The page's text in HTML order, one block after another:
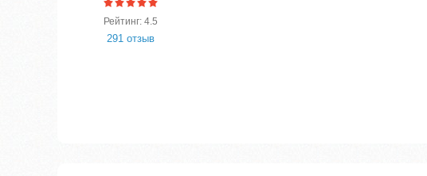
Рейтинг: 4.5
291 отзыв